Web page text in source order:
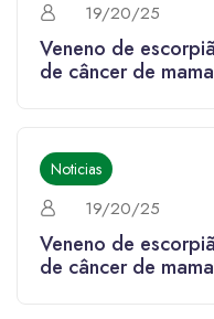
19/20/25
Veneno de
de câncer de
Noticias
19/20/25
Veneno de
de câncer de